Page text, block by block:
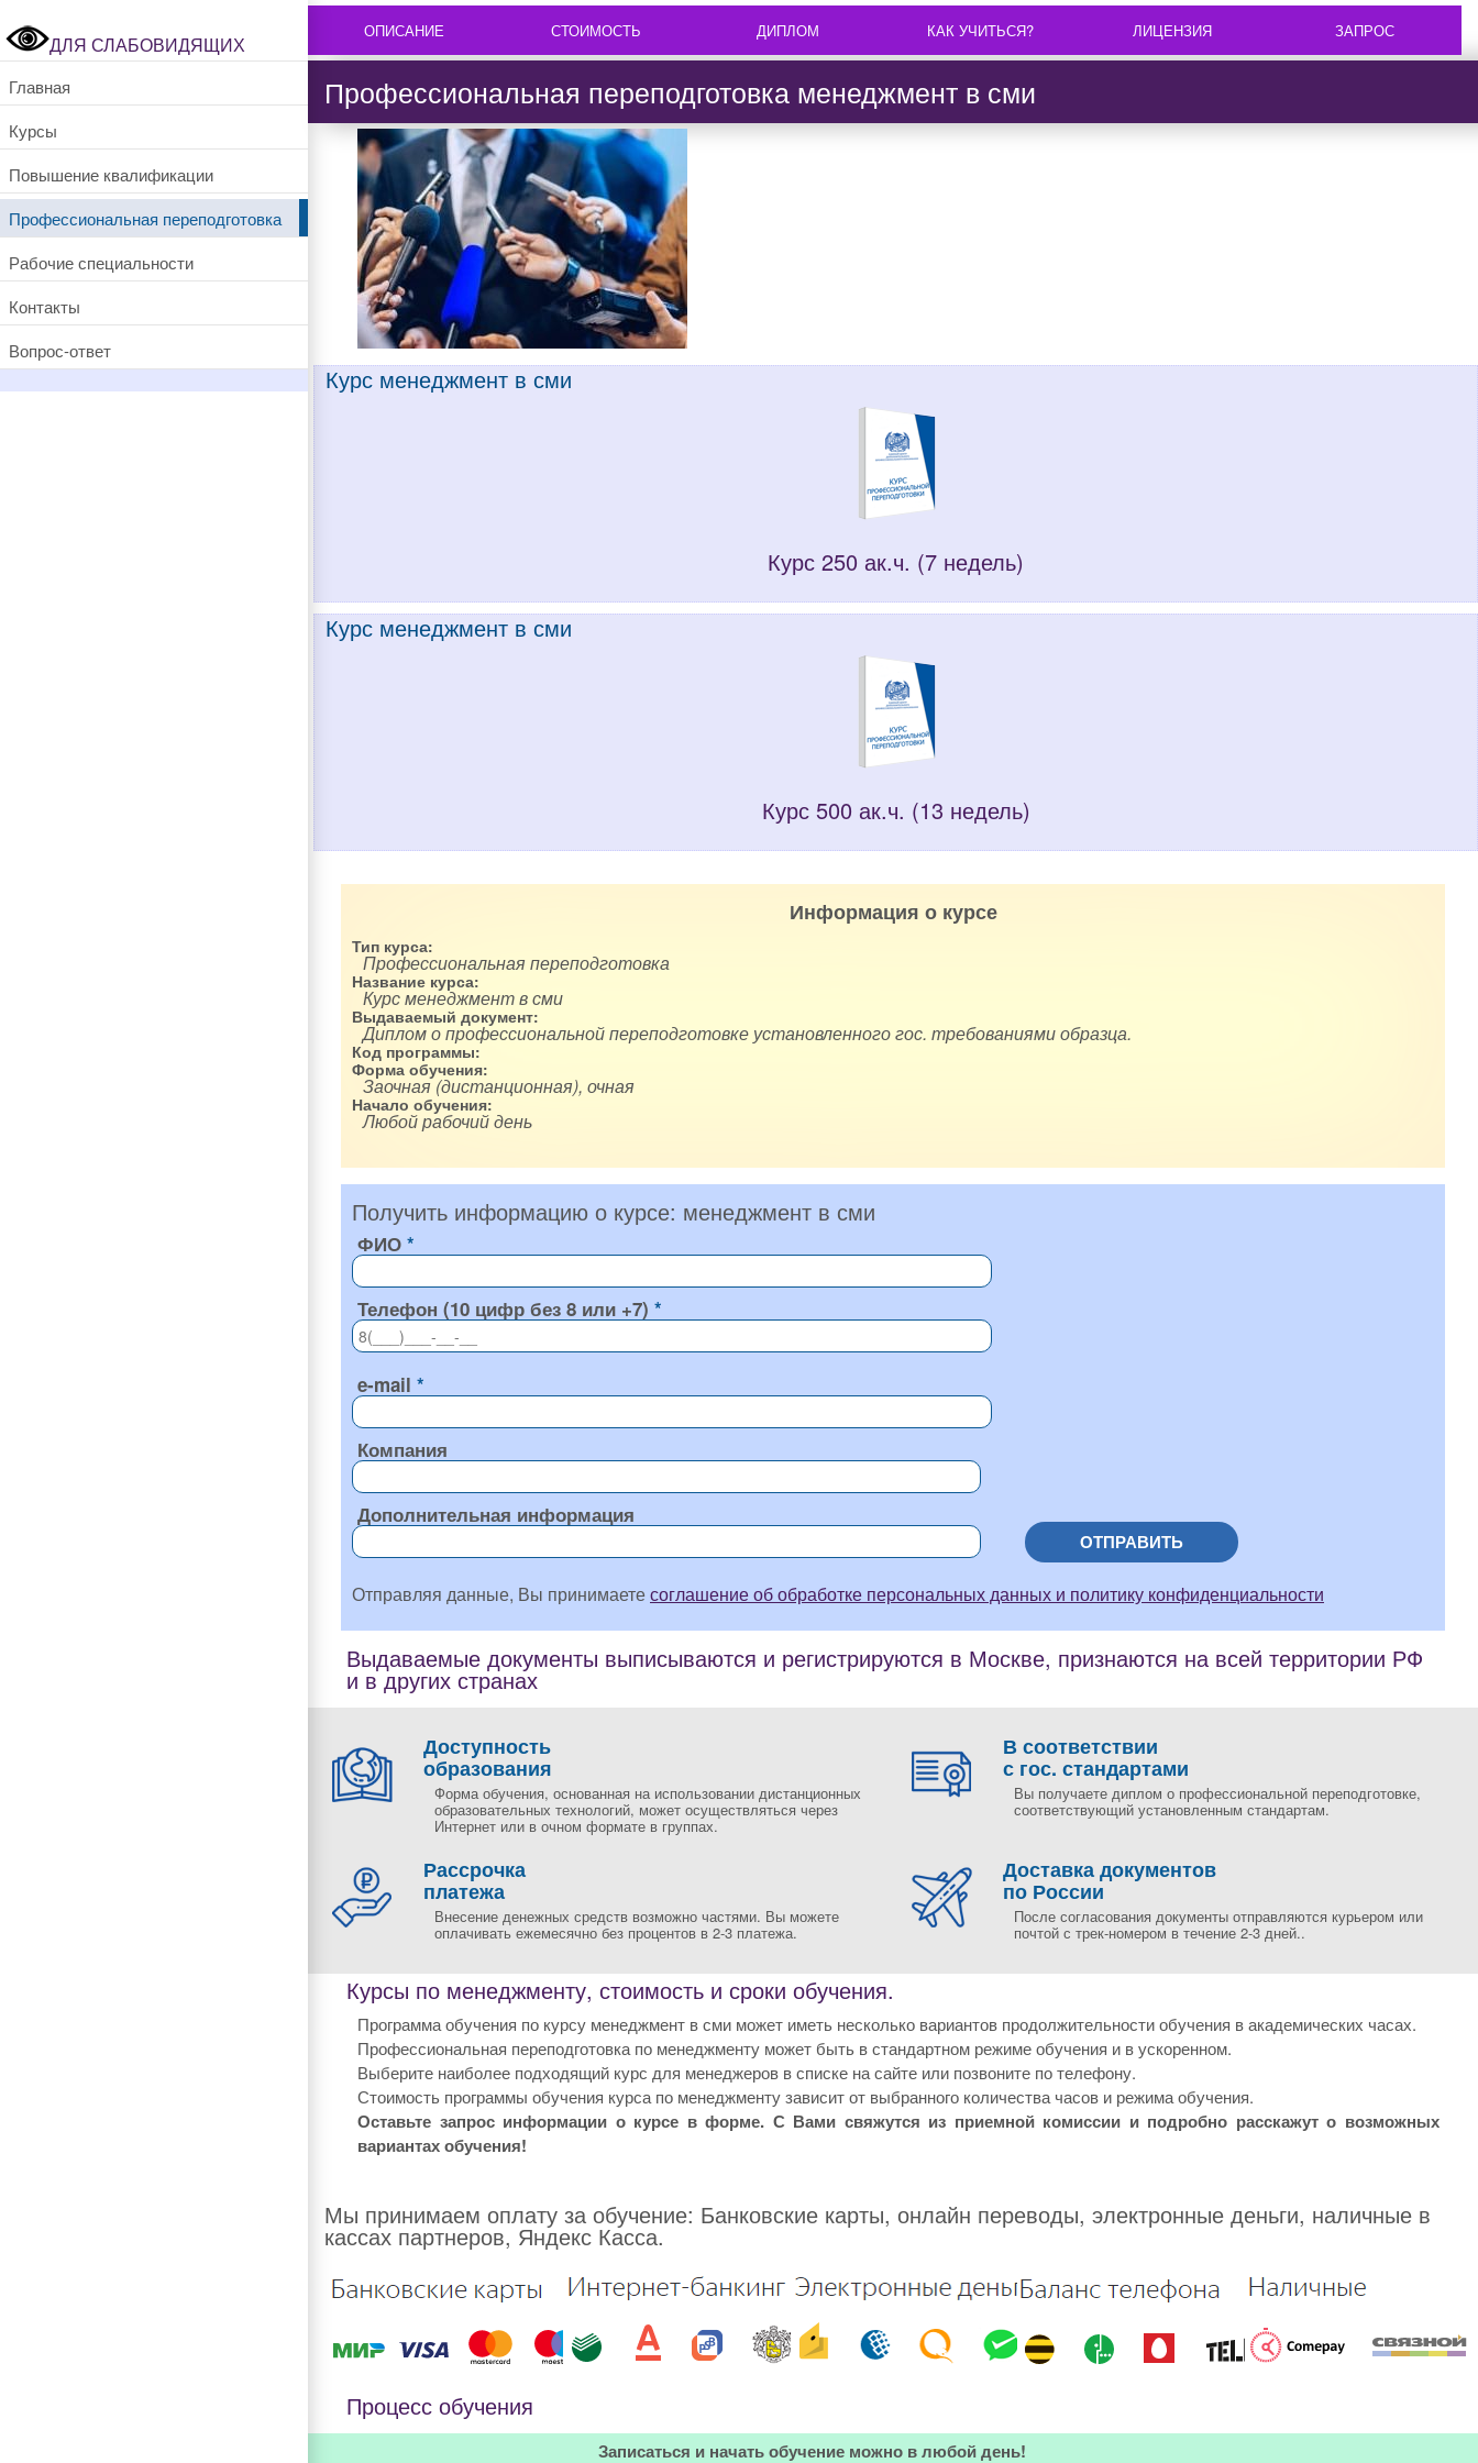
ДЛЯ СЛАБОВИДЯЩИХ
Главная
Курсы
Повышение квалификации
Профессиональная переподготовка
Рабочие специальности
Контакты
Вопрос-ответ
ОПИСАНИЕ СТОИМОСТЬ ДИПЛОМ КАК УЧИТЬСЯ? ЛИЦЕНЗИЯ ЗАПРОС
Профессиональная переподготовка менеджмент в сми
Курс менеджмент в сми
Курс 250 ак.ч. (7 недель)
Курс менеджмент в сми
Курс 500 ак.ч. (13 недель)
Информация о курсе
Тип курса:
Профессиональная переподготовка
Название курса:
Курс менеджмент в сми
Выдаваемый документ:
Диплом о профессиональной переподготовке установленного гос. требованиями образца.
Код программы:
Форма обучения:
Заочная (дистанционная), очная
Начало обучения:
Любой рабочий день
Получить информацию о курсе: менеджмент в сми
ФИО
Телефон (10 цифр без 8 или +7)
e-mail
Компания
Дополнительная информация
ОТПРАВИТЬ
Отправляя данные, Вы принимаетесоглашение об обработке персональных данных и политику конфиденциальности
Выдаваемые документы выписываются и регистрируются в Москве, признаются на всей территории РФ
и в других странах
Доступность
образования
Форма обучения, основанная на использовании дистанционных
образовательных технологий, может осуществляться через
Интернет или в очном формате в группах.
В соответствии
с гос. стандартами
Вы получаете диплом о профессиональной переподготовке,
соответствующий установленным стандартам.
Рассрочка
платежа
Внесение денежных средств возможно частями. Вы можете
оплачивать ежемесячно без процентов в 2-3 платежа.
Доставка документов
по России
После согласования документы отправляются курьером или
почтой с трек-номером в течение 2-3 дней..
Курсы по менеджменту, стоимость и сроки обучения.
Программа обучения по курсу менеджмент в сми может иметь несколько вариантов продолжительности обучения в академических часах.
Профессиональная переподготовка по менеджменту может быть в стандартном режиме обучения и в ускоренном.
Выберите наиболее подходящий курс для менеджеров в списке на сайте или позвоните по телефону.
Стоимость программы обучения курса по менеджменту зависит от выбранного количества часов и режима обучения.
Оставьте запрос информации о курсе в форме. С Вами свяжутся из приемной комиссии и подробно расскажут о возможных
вариантах обучения!
Мы принимаем оплату за обучение: Банковские карты, онлайн переводы, электронные деньги, наличные в
кассах партнеров, Яндекс Касса.
Процесс обучения
Записаться и начать обучение можно в любой день!